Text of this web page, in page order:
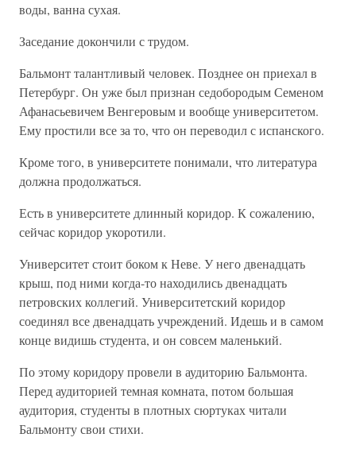
воды, ванна сухая.
Заседание докончили с трудом.
Бальмонт талантливый человек. Позднее он приехал в
Петербург. Он уже был признан седобородым Семеном
Афанасьевичем Венгеровым и вообще университетом.
Ему простили все за то, что он переводил с испанского.
Кроме того, в университете понимали, что литература
должна продолжаться.
Есть в университете длинный коридор. К сожалению,
сейчас коридор укоротили.
Университет стоит боком к Неве. У него двенадцать
крыш, под ними когда-то находились двенадцать
петровских коллегий. Университетский коридор
соединял все двенадцать учреждений. Идешь и в самом
конце видишь студента, и он совсем маленький.
По этому коридору провели в аудиторию Бальмонта.
Перед аудиторией темная комната, потом большая
аудитория, студенты в плотных сюртуках читали
Бальмонту свои стихи.